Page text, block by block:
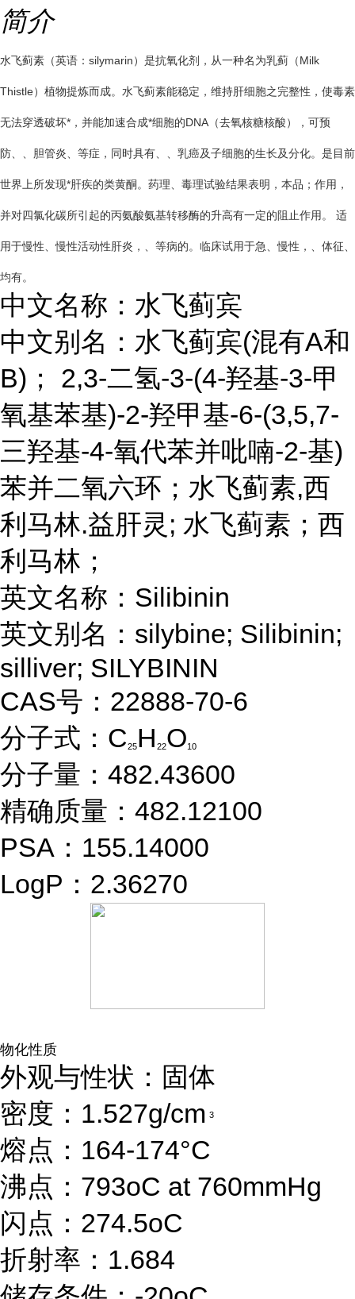
简介
水飞蓟素（英语：silymarin）是抗氧化剂，从一种名为乳蓟（Milk
Thistle）植物提炼而成。水飞蓟素能稳定，维持肝细胞之完整性，使毒素
无法穿透破坏*，并能加速合成*细胞的DNA（去氧核糖核酸），可预
防、、胆管炎、等症，同时具有、、乳癌及子细胞的生长及分化。是目前
世界上所发现*肝疾的类黄酮。药理、毒理试验结果表明，本品；作用，
并对四氯化碳所引起的丙氨酸氨基转移酶的升高有一定的阻止作用。 适
用于慢性、慢性活动性肝炎，、等病的。临床试用于急、慢性，、体征、
均有。
中文名称：水飞蓟宾
中文别名：水飞蓟宾(混有A和
B)； 2,3-二氢-3-(4-羟基-3-甲
氧基苯基)-2-羟甲基-6-(3,5,7-
三羟基-4-氧代苯并吡喃-2-基)
苯并二氧六环；水飞蓟素,西
利马林.益肝灵; 水飞蓟素；西
利马林；
英文名称：Silibinin
英文别名：silybine; Silibinin;
silliver; SILYBININ
CAS号：22888-70-6
分子式：C25H 22O10
分子量：482.43600
精确质量：482.12100
PSA：155.14000
LogP：2.36270
物化性质
外观与性状：固体
密度：1.527g/cm 3
熔点：164-174°C
沸点：793oC at 760mmHg
闪点：274.5oC
折射率：1.684